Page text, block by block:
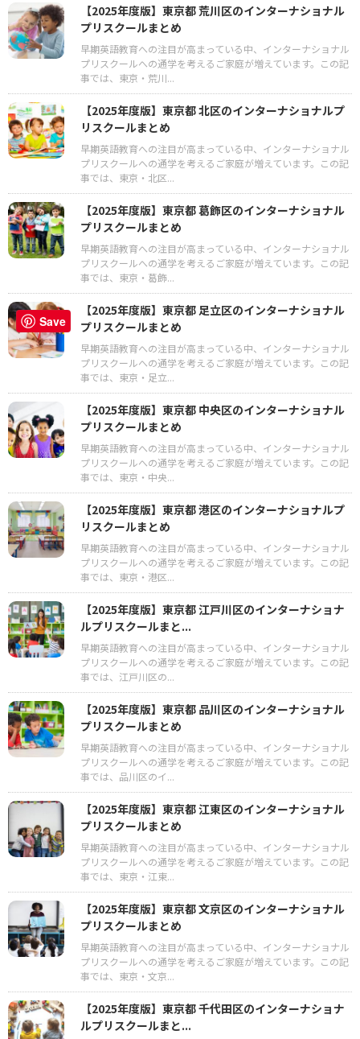
【2025年度版】東京都 荒川区のインターナショナル
プリスクールまとめ
早期英語教育への注目が高まっている中、インターナショナル
プリスクールへの通学を考えるご家庭が増えています。この記
事では、東京・荒川...
【2025年度版】東京都 北区のインターナショナルプ
リスクールまとめ
早期英語教育への注目が高まっている中、インターナショナル
プリスクールへの通学を考えるご家庭が増えています。この記
事では、東京・北区...
【2025年度版】東京都 葛飾区のインターナショナル
プリスクールまとめ
早期英語教育への注目が高まっている中、インターナショナル
プリスクールへの通学を考えるご家庭が増えています。この記
事では、東京・葛飾...
【2025年度版】東京都 足立区のインターナショナル
プリスクールまとめ
早期英語教育への注目が高まっている中、インターナショナル
プリスクールへの通学を考えるご家庭が増えています。この記
事では、東京・足立...
【2025年度版】東京都 中央区のインターナショナル
プリスクールまとめ
早期英語教育への注目が高まっている中、インターナショナル
プリスクールへの通学を考えるご家庭が増えています。この記
事では、東京・中央...
【2025年度版】東京都 港区のインターナショナルプ
リスクールまとめ
早期英語教育への注目が高まっている中、インターナショナル
プリスクールへの通学を考えるご家庭が増えています。この記
事では、東京・港区...
【2025年度版】東京都 江戸川区のインターナショナ
ルプリスクールまと...
早期英語教育への注目が高まっている中、インターナショナル
プリスクールへの通学を考えるご家庭が増えています。この記
事では、江戸川区の...
【2025年度版】東京都 品川区のインターナショナル
プリスクールまとめ
早期英語教育への注目が高まっている中、インターナショナル
プリスクールへの通学を考えるご家庭が増えています。この記
事では、品川区のイ...
【2025年度版】東京都 江東区のインターナショナル
プリスクールまとめ
早期英語教育への注目が高まっている中、インターナショナル
プリスクールへの通学を考えるご家庭が増えています。この記
事では、東京・江東...
【2025年度版】東京都 文京区のインターナショナル
プリスクールまとめ
早期英語教育への注目が高まっている中、インターナショナル
プリスクールへの通学を考えるご家庭が増えています。この記
事では、東京・文京...
【2025年度版】東京都 千代田区のインターナショナ
ルプリスクールまと...
Save